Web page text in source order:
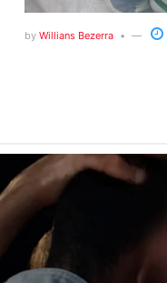
by Willians Bezerra